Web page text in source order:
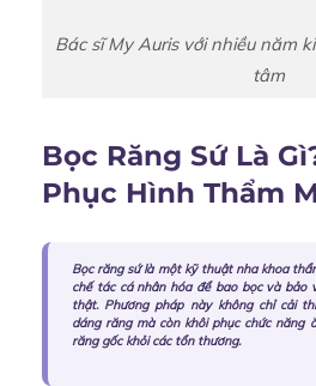
Bác sĩ My Auris với nhiều năm
tâm
Bọc Răng Sứ Là
Phục Hình Thẩm
Bọc răng sứ là một kỹ thuật nha khoa
chế tác cá nhân hóa để bao bọc và bảo
thật. Phương pháp này không chỉ cải
dáng răng mà còn khôi phục chức năng
răng gốc khỏi các tổn thương.